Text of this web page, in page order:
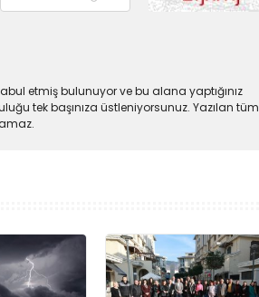
etmiş bulunuyor ve bu alana yaptığınız
tek başınıza üstleniyorsunuz. Yazılan tüm